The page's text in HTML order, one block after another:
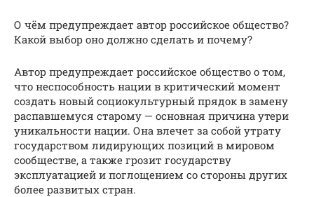
О чём предупреждает автор российское общество?
Какой выбор оно должно сделать и почему?
Автор предупреждает российское общество о том,
что неспособность нации в критический момент
создать новый социокультурный прядок в замену
распавшемуся старому — основная причина утери
уникальности нации. Она влечет за собой утрату
государством лидирующих позиций в мировом
сообществе, а также грозит государству
эксплуатацией и поглощением со стороны других
более развитых стран.